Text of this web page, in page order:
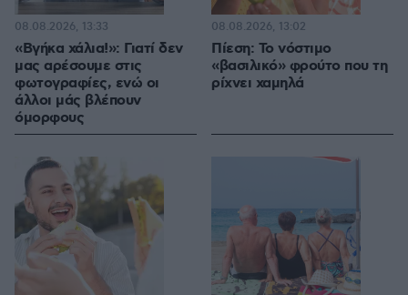
«Βγήκα χάλια!»: Γιατί δεν
μας αρέσουμε στις
φωτογραφίες, ενώ οι
άλλοι μάς βλέπουν
όμορφους
08.08.2026, 13:33
Πίεση: Το νόστιμο
«βασιλικό» φρούτο που τη
ρίχνει χαμηλά
08.08.2026, 13:02